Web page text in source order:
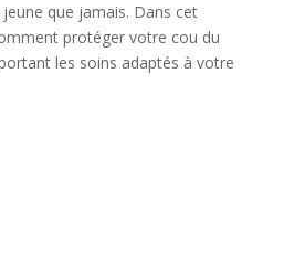
que jamais. Dans cet
protéger votre cou du
les soins adaptés à votre